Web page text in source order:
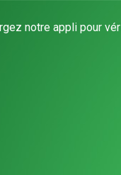
notre appli pour